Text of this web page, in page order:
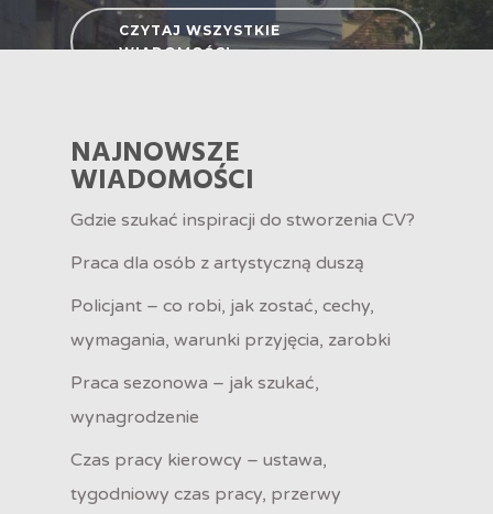
CZYTAJ WSZYSTKIE
WIADOMOŚCI
NAJNOWSZE
WIADOMOŚCI
Gdzie szukać inspiracji do stworzenia CV?
Praca dla osób z artystyczną duszą
Policjant – co robi, jak zostać, cechy,
wymagania, warunki przyjęcia, zarobki
Praca sezonowa – jak szukać,
wynagrodzenie
Czas pracy kierowcy – ustawa,
tygodniowy czas pracy, przerwy